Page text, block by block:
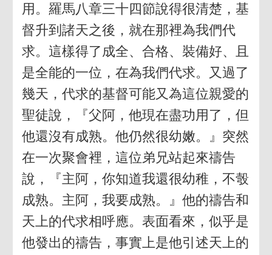
用。羅馬八章三十四節說得很清楚，基
督升到諸天之後，就在那裡為我們代
求。這樣得了成全、合格、裝備好、且
是全能的一位，在為我們代求。又過了
幾天，代求的基督可能又為這位親愛的
聖徒說，『父阿，他現在盡功用了，但
他還沒有成熟。他仍然很幼嫩。』突然
在一次聚會裡，這位弟兄站起來禱告
說，『主阿，你知道我還很幼稚，不彀
成熟。主阿，我要成熟。』他的禱告和
天上的代求相呼應。表面看來，似乎是
他發出的禱告，事實上是他引述天上的